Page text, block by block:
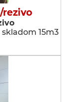
rezivo
15m3